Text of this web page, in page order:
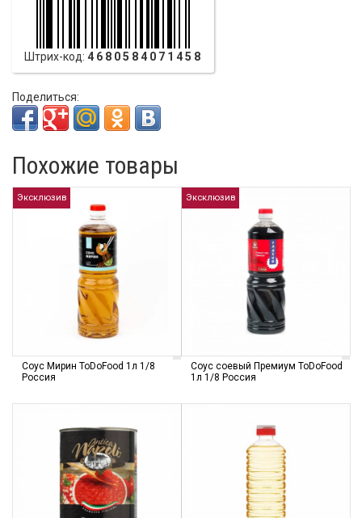
Штрих-код: 4680584071458
Поделиться:
Похожие товары
Эксклюзив
Соус Мирин ToDoFood 1л 1/8
Россия
Эксклюзив
Соус соевый Премиум ToDoFood
1л 1/8 Россия